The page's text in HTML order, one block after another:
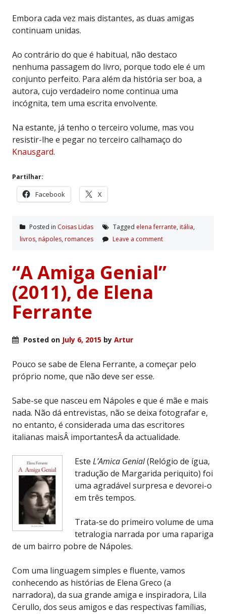
Embora cada vez mais distantes, as duas amigas
continuam unidas.
Ao contrário do que é habitual, não destaco
nenhuma passagem do livro, porque todo ele é um
conjunto perfeito. Para além da história ser boa, a
autora, cujo verdadeiro nome continua uma
incógnita, tem uma escrita envolvente.
Na estante, já tenho o terceiro volume, mas vou
resistir-lhe e pegar no terceiro calhamaço do
Knausgard.
Partilhar:
Facebook X
Posted in Coisas Lidas Tagged elena ferrante, itália,
livros, nápoles, romances Leave a comment
“A Amiga Genial”
(2011), de Elena
Ferrante
Posted on July 6, 2015 by Artur
Pouco se sabe de Elena Ferrante, a começar pelo
próprio nome, que não deve ser esse.
Sabe-se que nasceu em Nápoles e que é mãe e mais
nada. Não dá entrevistas, não se deixa fotografar e,
no entanto, é considerada uma das escritores
italianas maisÂ importantesÂ da actualidade.
Este L’Amica Genial(Relógio de ígua,
tradução de Margarida periquito) foi
uma agradável surpresa e devorei-o
em três tempos.
Trata-se do primeiro volume de uma
tetralogia narrada por uma rapariga
de um bairro pobre de Nápoles.
Com uma linguagem simples e fluente, vamos
conhecendo as histórias de Elena Greco (a
narradora), da sua grande amiga e inspiradora, Lila
Cerullo, dos seus amigos e das respectivas famílias,